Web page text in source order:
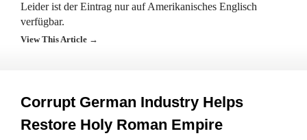
Leider ist der Eintrag nur auf Amerikanisches Englisch
verfügbar.
View This Article →
Corrupt German Industry Helps
Restore Holy Roman Empire